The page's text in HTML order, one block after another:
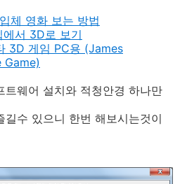
체 영화 보는 방법
서 3D로 보기
3D 게임 PC용 (James
Game)
웨어 설치와 적청안경 하나만
수 있으니 한번 해보시는것이